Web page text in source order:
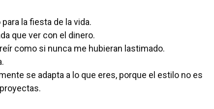
la fiesta de la vida.
que ver con el dinero.
como si nunca me hubieran lastimado.
se adapta a lo que eres, porque el estilo no es